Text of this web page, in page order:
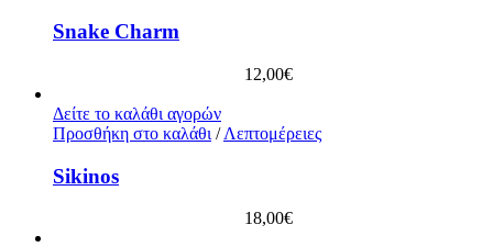
Snake Charm
12,00€
Δείτε το καλάθι αγορών
Προσθήκη στο καλάθι / Λεπτομέρειες
Sikinos
18,00€